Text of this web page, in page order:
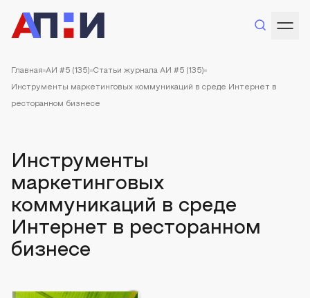
Главная АИ #5 (135) Статьи журнала АИ #5 (135)
Инструменты маркетинговых коммуникаций в среде Интернет в
ресторанном бизнесе
Инструменты
маркетинговых
коммуникаций в среде
Интернет в ресторанном
бизнесе